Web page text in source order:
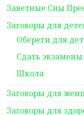
Заветные Сны
Заговоры для
Обереги для
Сдать экзамены
Школа
Заговоры для
Заговоры для